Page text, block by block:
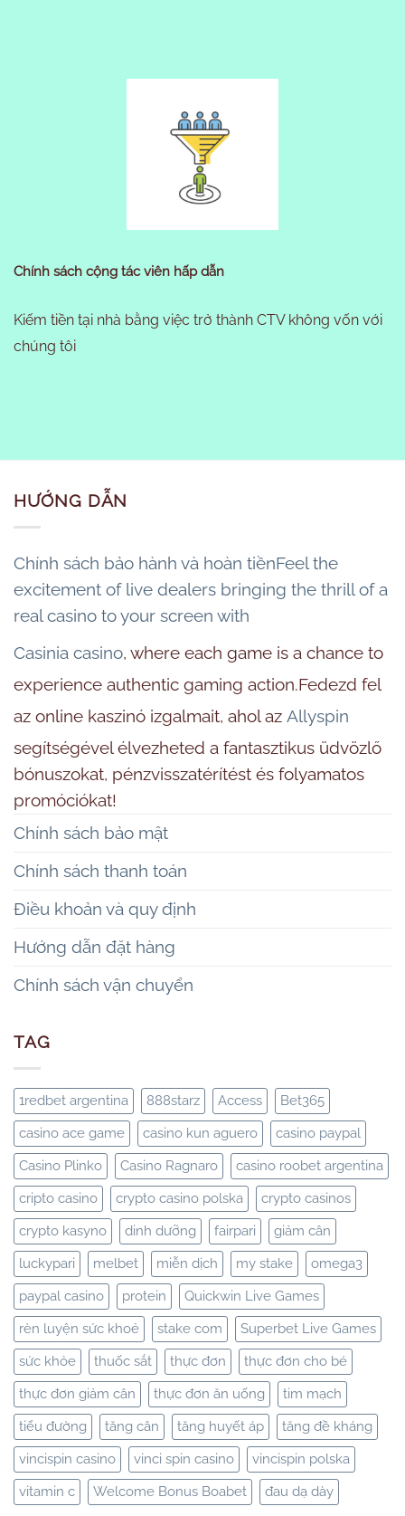
Chính sách cộng tác viên hấp dẫn
Kiếm tiền tại nhà bằng việc trở thành CTV không vốn với
chúng tôi
HƯỚNG DẪN
Chính sách bảo hành và hoàn tiềnFeel the
excitement of live dealers bringing the thrill of a
real casino to your screen with
Casinia casino, where each game is a chance to
experience authentic gaming action.Fedezd fel
az online kaszinó izgalmait, ahol az Allyspin
segítségével élvezheted a fantasztikus üdvözlő
bónuszokat, pénzvisszatérítést és folyamatos
promóciókat!
Chính sách bảo mật
Chính sách thanh toán
Điều khoản và quy định
Hướng dẫn đặt hàng
Chính sách vận chuyển
TAG
1redbet argentina 888starz Access
Bet365
casino ace game
casino kun aguero
casino paypal
Casino Plinko
Casino Ragnaro
casino roobet argentina
cripto casino
crypto casino polska
crypto casinos
crypto kasyno
dinh dưỡng fairpari
giảm cân
luckypari
melbet miễn dịch my stake
omega3
paypal casino
protein
Quickwin Live Games
rèn luyện sức khoẻ
stake com
Superbet Live Games
sức khỏe
thuốc sắt thực đơn
thực đơn cho bé
thực đơn giảm cân
thực đơn ăn uống
tim mạch
tiểu đường
tăng cân tăng huyết áp
tăng đề kháng
vincispin casino
vinci spin casino
vincispin polska
vitamin c
Welcome Bonus Boabet đau dạ dày